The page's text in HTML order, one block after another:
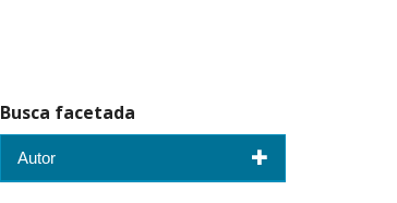
Busca facetada
Autor